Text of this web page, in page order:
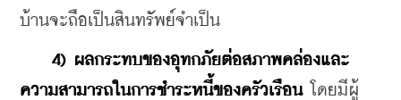
บ้านจะถือเป็นสินทรัพย์จำเป็น
4) ผลกระทบของอุทกภัยต่อสภาพคล่องและ
ความสามารถในการชำระหนี้ของครัวเรือน โดยมีผู้